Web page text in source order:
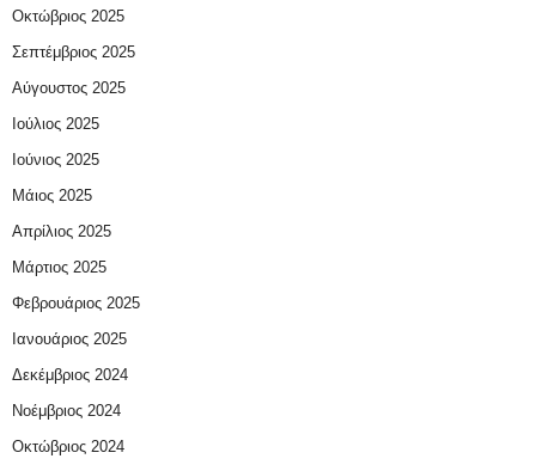
Οκτώβριος 2025
Σεπτέμβριος 2025
Αύγουστος 2025
Ιούλιος 2025
Ιούνιος 2025
Μάιος 2025
Απρίλιος 2025
Μάρτιος 2025
Φεβρουάριος 2025
Ιανουάριος 2025
Δεκέμβριος 2024
Νοέμβριος 2024
Οκτώβριος 2024